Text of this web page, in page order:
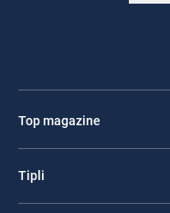
Top magazine
Tipli